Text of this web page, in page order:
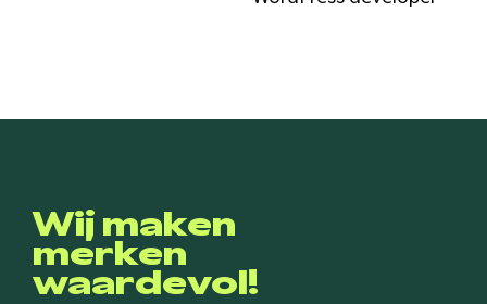
Wij maken
merken
waardevol!